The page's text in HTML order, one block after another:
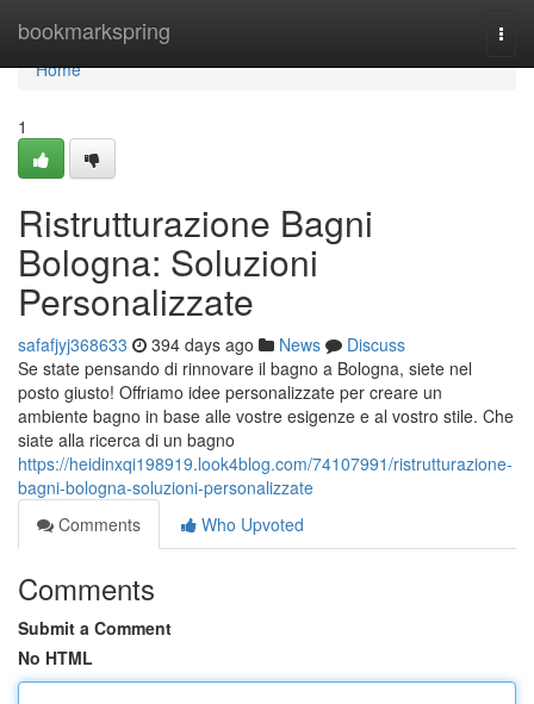
bookmarkspring
Home
Home
1
Ristrutturazione Bagni
Bologna: Soluzioni
Personalizzate
safafjyj368633 394 days ago News
Discuss
Se state pensando di rinnovare il bagno a Bologna, siete nel
posto giusto! Offriamo idee personalizzate per creare un
ambiente bagno in base alle vostre esigenze e al vostro stile. Che
siate alla ricerca di un bagno
https://heidinxqi198919.look4blog.com/74107991/ristrutturazione-
bagni-bologna-soluzioni-personalizzate
Comments
Who Upvoted
Comments
Submit a Comment
No HTML